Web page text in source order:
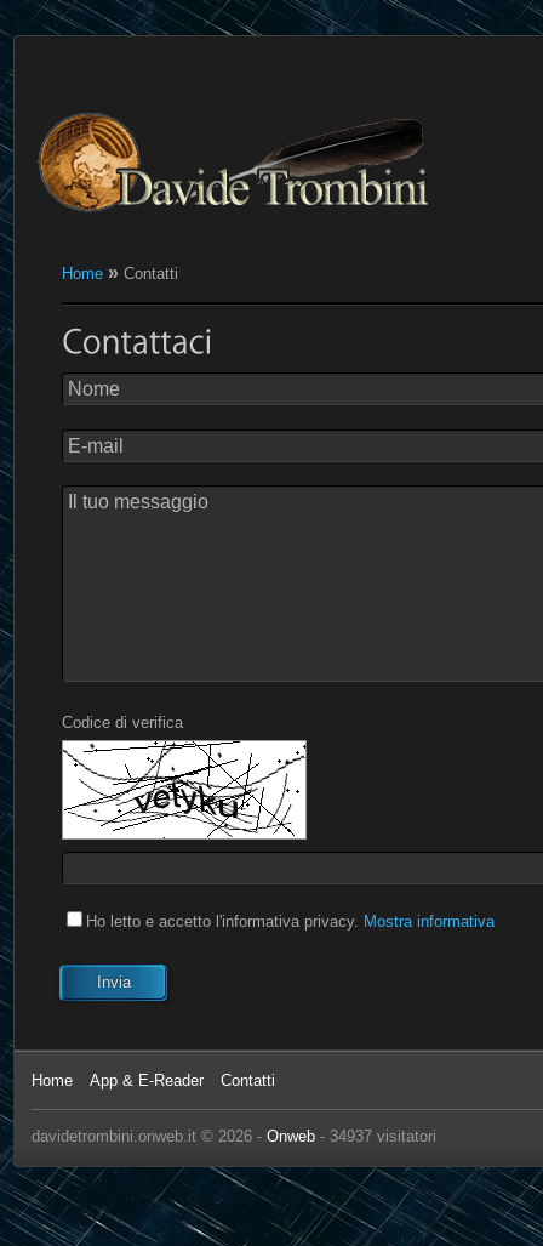
Home » Contatti
Nome
E-mail
Il tuo messaggio
Codice di verifica
Ho letto e accetto l'informativa privacy. Mostra informativa
Invia
Home App & E-Reader Contatti
davidetrombini.onweb.it © 2026 - Onweb - 34937 visitatori